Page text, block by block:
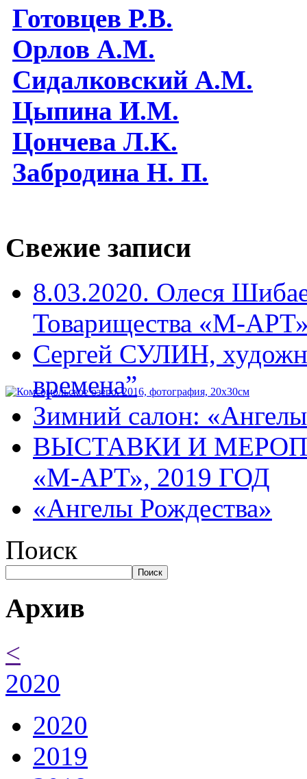
Готовцев Р.В.
Орлов А.М.
Сидалковский А.М.
Цыпина И.М.
Цончева Л.K.
Забродина Н. П.
Свежие записи
8.03.2020. Олеся
Товарищества «М-
Сергей СУЛИН,
времена”
Зимний салон:
ВЫСТАВКИ И
«М-АРТ», 2019 ГОД
«Ангелы Рождества»
Поиск
Поиск
Архив
<
2020
2020
2019